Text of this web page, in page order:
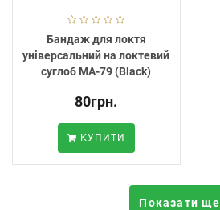
Бандаж для локтя
універсальний на локтевий
суглоб MA-79 (Black)
80грн.
КУПИТИ
Показати ще